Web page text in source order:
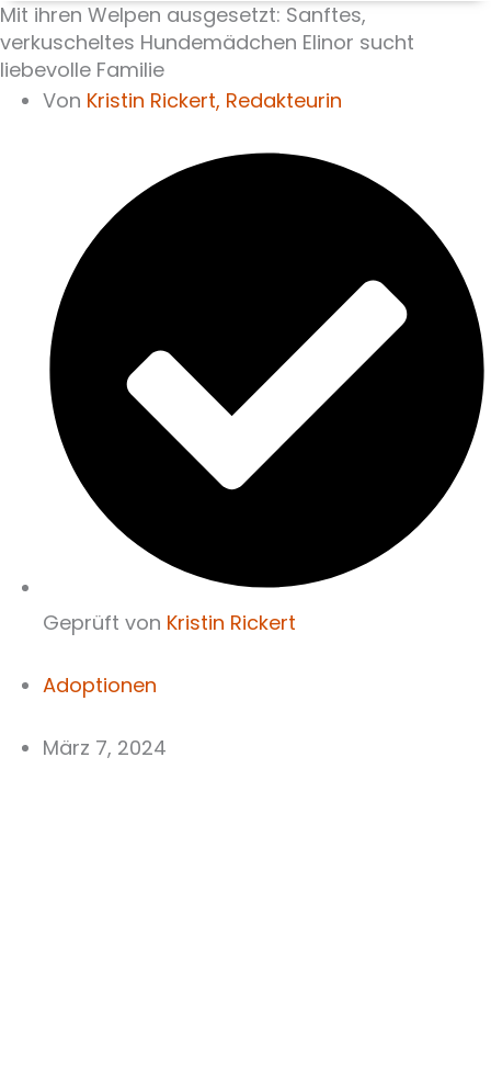
Mit ihren Welpen ausgesetzt: Sanftes,
verkuscheltes Hundemädchen Elinor sucht
liebevolle Familie
Von Kristin Rickert, Redakteurin
Geprüft von Kristin Rickert
Adoptionen
März 7, 2024